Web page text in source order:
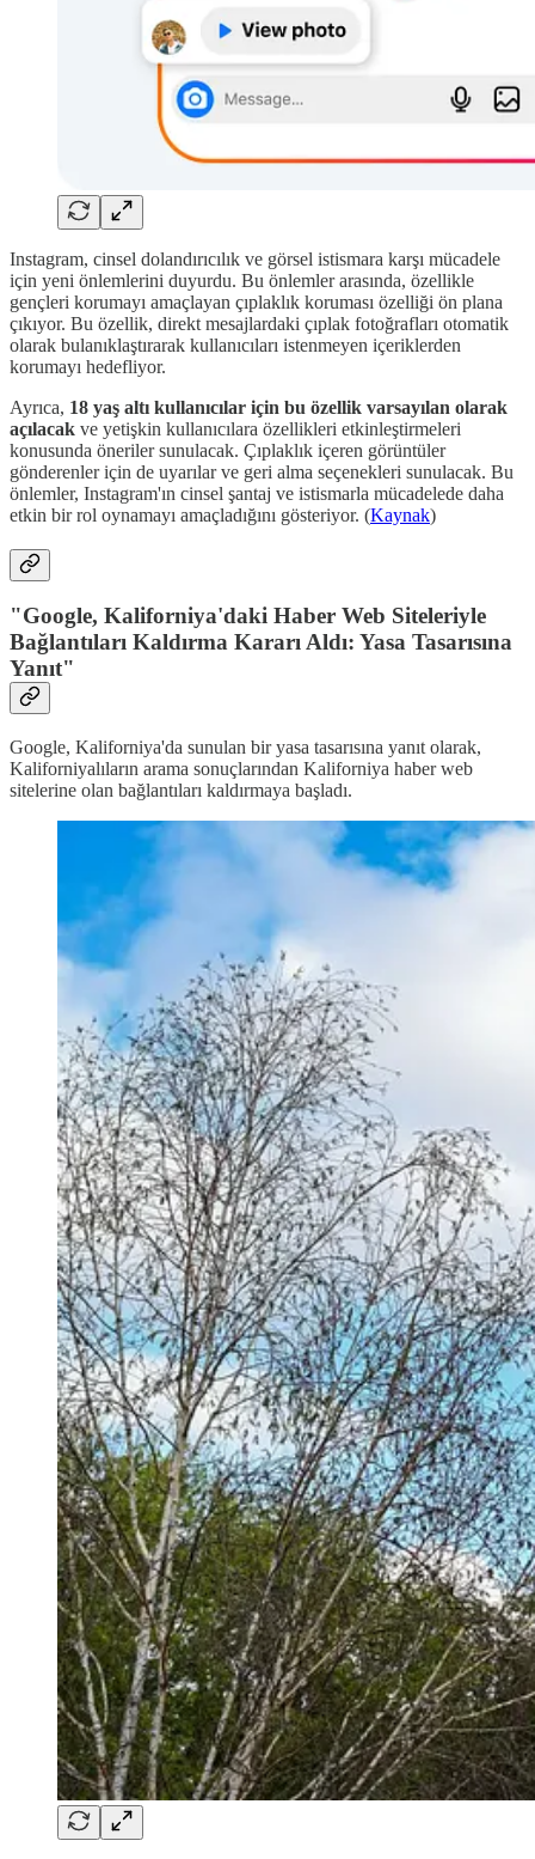
Instagram, cinsel dolandırıcılık ve görsel istismara karşı mücadele
için yeni önlemlerini duyurdu. Bu önlemler arasında, özellikle
gençleri korumayı amaçlayan çıplaklık koruması özelliği ön plana
çıkıyor. Bu özellik, direkt mesajlardaki çıplak fotoğrafları otomatik
olarak bulanıklaştırarak kullanıcıları istenmeyen içeriklerden
korumayı hedefliyor.
Ayrıca, 18 yaş altı kullanıcılar için bu özellik varsayılan olarak
açılacak ve yetişkin kullanıcılara özellikleri etkinleştirmeleri
konusunda öneriler sunulacak. Çıplaklık içeren görüntüler
gönderenler için de uyarılar ve geri alma seçenekleri sunulacak. Bu
önlemler, Instagram'ın cinsel şantaj ve istismarla mücadelede daha
etkin bir rol oynamayı amaçladığını gösteriyor. (Kaynak)
"Google, Kaliforniya'daki Haber Web Siteleriyle
Bağlantıları Kaldırma Kararı Aldı: Yasa Tasarısına
Yanıt"
Google, Kaliforniya'da sunulan bir yasa tasarısına yanıt olarak,
Kaliforniyalıların arama sonuçlarından Kaliforniya haber web
sitelerine olan bağlantıları kaldırmaya başladı.